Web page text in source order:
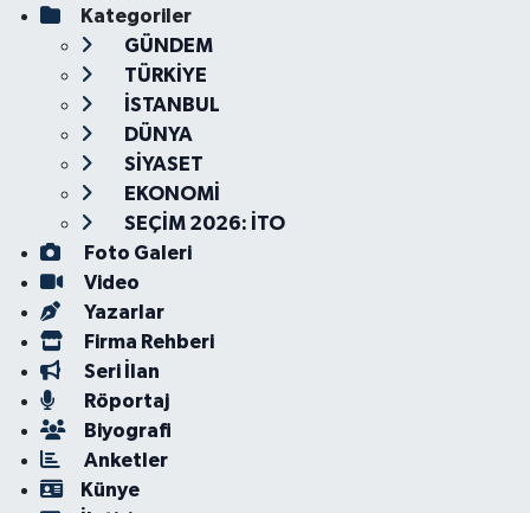
Kategoriler
GÜNDEM
TÜRKİYE
İSTANBUL
DÜNYA
SİYASET
EKONOMİ
SEÇİM 2026: İTO
Foto Galeri
Video
Yazarlar
Firma Rehberi
Seri İlan
Röportaj
Biyografi
Anketler
Künye